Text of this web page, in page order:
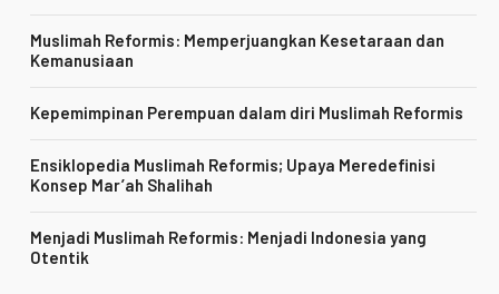
Muslimah Reformis: Memperjuangkan Kesetaraan dan
Kemanusiaan
Kepemimpinan Perempuan dalam diri Muslimah Reformis
Ensiklopedia Muslimah Reformis; Upaya Meredefinisi
Konsep Mar’ah Shalihah
Menjadi Muslimah Reformis: Menjadi Indonesia yang
Otentik